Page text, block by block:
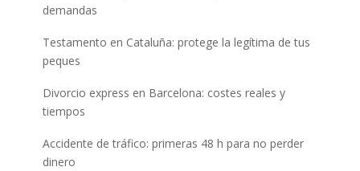
demandas
Testamento en Cataluña: protege la legítima de tus
peques
Divorcio express en Barcelona: costes reales y
tiempos
Accidente de tráfico: primeras 48 h para no perder
dinero